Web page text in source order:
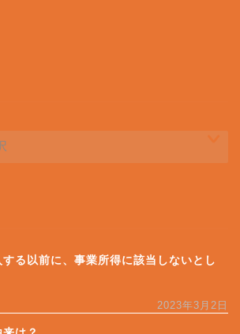
る以前に、事業所得に該当しないとし
2023年3月2日